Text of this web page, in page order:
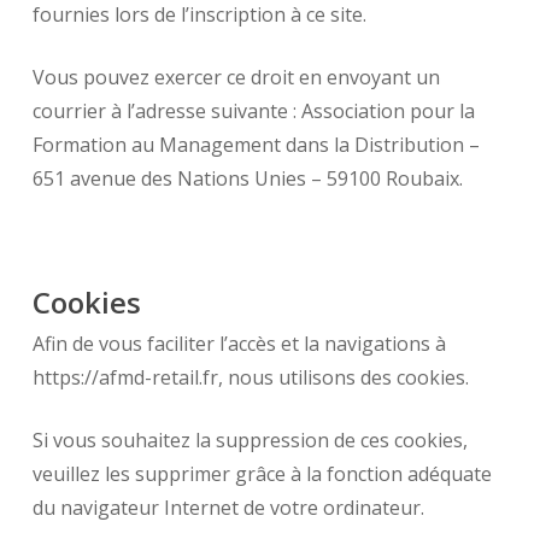
fournies lors de l’inscription à ce site.
Vous pouvez exercer ce droit en envoyant un
courrier à l’adresse suivante : Association pour la
Formation au Management dans la Distribution –
651 avenue des Nations Unies – 59100 Roubaix.
Cookies
Afin de vous faciliter l’accès et la navigations à
https://afmd-retail.fr, nous utilisons des cookies.
Si vous souhaitez la suppression de ces cookies,
veuillez les supprimer grâce à la fonction adéquate
du navigateur Internet de votre ordinateur.